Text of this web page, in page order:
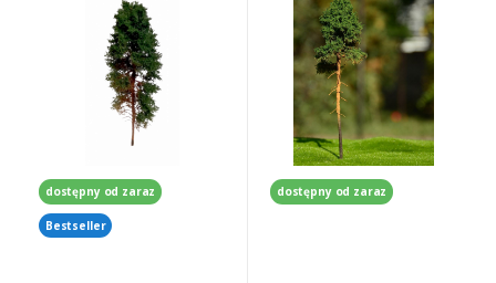
dostępny od zaraz
Bestseller
dostępny od zaraz